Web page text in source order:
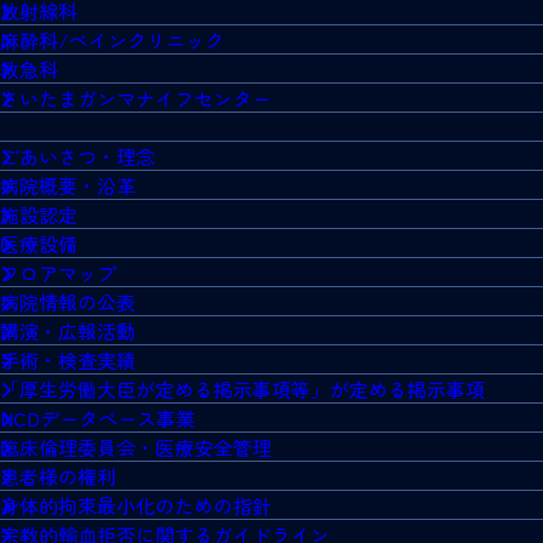
放射線科
麻酔科/ペインクリニック
救急科
さいたまガンマナイフセンター
ごあいさつ・理念
病院概要・沿革
施設認定
医療設備
フロアマップ
病院情報の公表
講演・広報活動
手術・検査実績
「厚生労働大臣が定める掲示事項等」が定める掲示事項
NCDデータベース事業
臨床倫理委員会・医療安全管理
患者様の権利
身体的拘束最小化のための指針
宗教的輸血拒否に関するガイドライン